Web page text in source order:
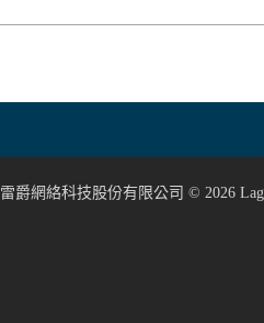
雷爵網絡科技股份有限公司 © 2026